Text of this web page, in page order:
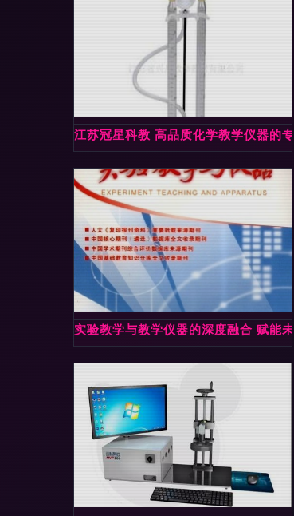
江苏冠星科教 高品质化学教学仪器的
实验教学与教学仪器的深度融合 赋能